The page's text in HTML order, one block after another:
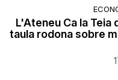
L'Ateneu Ca la Teia
taula rodona sobre